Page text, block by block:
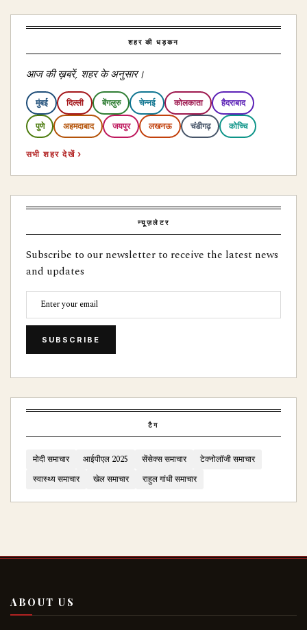
शहर की धड़कन
आज की ख़बरें, शहर के अनुसार।
मुंबई दिल्ली बेंगलुरु चेन्नई कोलकाता हैदराबाद
पुणे अहमदाबाद जयपुर लखनऊ चंडीगढ़ कोच्चि
सभी शहर देखें ›
न्यूज़लेटर
Subscribe to our newsletter to receive the latest news
and updates
SUBSCRIBE
टैग
मोदी समाचार आईपीएल 2025 सेंसेक्स समाचार
टेक्नोलॉजी समाचार
स्वास्थ्य समाचार
खेल समाचार राहुल गांधी समाचार
ABOUT US